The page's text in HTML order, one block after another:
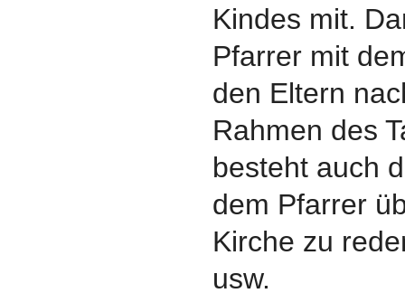
Kindes mit.
Pfarrer mit
den Eltern
Rahmen des
besteht auch
dem Pfarrer
Kirche zu
usw.